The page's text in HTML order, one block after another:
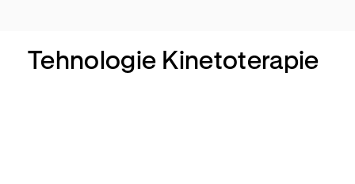
Tehnologie Kinetoterapie